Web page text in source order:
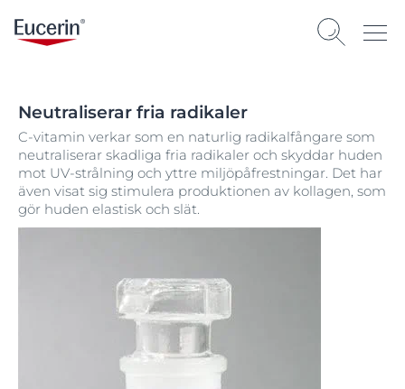
Neutraliserar fria radikaler
C-vitamin verkar som en naturlig radikalfångare som
neutraliserar skadliga fria radikaler och skyddar huden
mot UV-strålning och yttre miljöpåfrestningar. Det har
även visat sig stimulera produktionen av kollagen, som
gör huden elastisk och slät.